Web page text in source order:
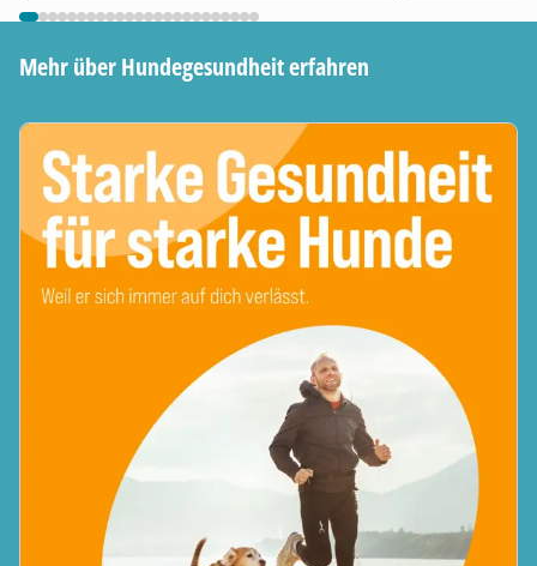
Mehr über Hundegesundheit erfahren